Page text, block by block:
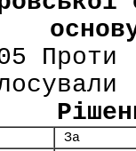
Проти
За